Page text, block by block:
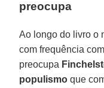
preocupa
Ao longo do livro o
com frequência
preocupa
populismo que